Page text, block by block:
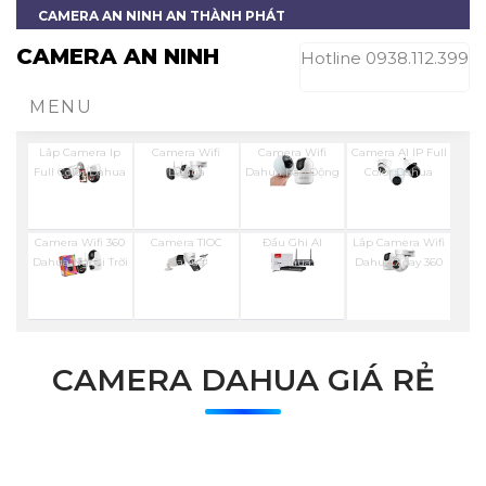
CAMERA AN NINH AN THÀNH PHÁT
CAMERA AN NINH Hotline 0938.112.399
MENU
Lắp Camera Ip
Full Color Dahua
Camera Wifi
Dahua
Camera Wifi
Dahua Báo Động
Camera AI IP Full
Color Dahua
Camera Wifi 360
Dahua Ngoài Trời
Camera TIOC
Dahua
Đầu Ghi AI
Dahua
Lắp Camera Wifi
Dahua Xoay 360
CAMERA DAHUA GIÁ RẺ